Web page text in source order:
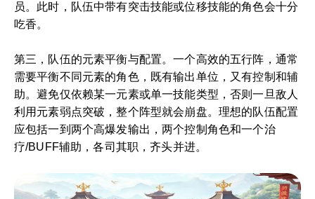
员。此时，队伍中带有突击技能或位移技能的角色会十分
吃香。
第三，队伍的元素平衡与配置。一个高效的五行阵，通常
需要平衡不同元素的角色，既有输出单位，又有控制和辅
助。避免仅依赖某一元素或单一技能类型，否则一旦敌人
利用元素弱点突破，整个阵型就会崩盘。理想的队伍配置
应包括一到两个高爆发输出，两个控制角色和一个治
疗/BUFF辅助，各司其职，齐头并进。